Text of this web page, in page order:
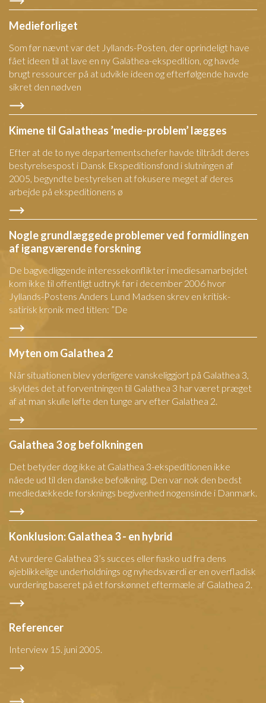
Medieforliget
Som før nævnt var det Jyllands-Posten, der oprindeligt have
fået ideen til at lave en ny Galathea-ekspedition, og havde
brugt ressourcer på at udvikle ideen og efterfølgende havde
sikret den nødven
Kimene til Galatheas ’medie-problem’ lægges
Efter at de to nye departementschefer havde tiltrådt deres
bestyrelsespost i Dansk Ekspeditionsfond i slutningen af
2005, begyndte bestyrelsen at fokusere meget af deres
arbejde på ekspeditionens ø
Nogle grundlæggede problemer ved formidlingen
af igangværende forskning
De bagvedliggende interessekonflikter i mediesamarbejdet
kom ikke til offentligt udtryk før i december 2006 hvor
Jyllands-Postens Anders Lund Madsen skrev en kritisk-
satirisk kronik med titlen: ”De
Myten om Galathea 2
Når situationen blev yderligere vanskeliggjort på Galathea 3,
skyldes det at forventningen til Galathea 3 har været præget
af at man skulle løfte den tunge arv efter Galathea 2.
Galathea 3 og befolkningen
Det betyder dog ikke at Galathea 3-ekspeditionen ikke
nåede ud til den danske befolkning. Den var nok den bedst
mediedækkede forsknings begivenhed nogensinde i Danmark.
Konklusion: Galathea 3 - en hybrid
At vurdere Galathea 3’s succes eller fiasko ud fra dens
øjeblikkelige underholdnings og nyhedsværdi er en overfladisk
vurdering baseret på et forskønnet eftermæle af Galathea 2.
Referencer
Interview 15. juni 2005.